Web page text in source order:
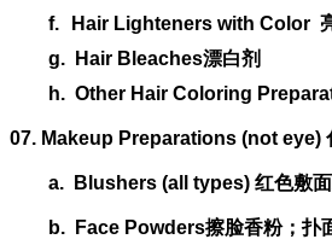
f.
Hair Lighteners with Color
g.
Hair Bleaches漂白剂
h. Other Hair Coloring
07. Makeup Preparations (not eye)
a. Blushers (all types) 红色敷
b. Face Powders擦脸香粉；扑